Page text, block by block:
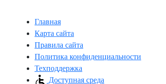
Главная
Карта сайта
Правила сайта
Политика конфиденциальности
Техподдержка
Доступная среда